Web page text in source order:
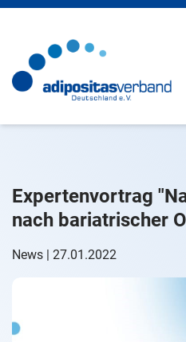
Expertenvortrag
nach bariatrischer
News | 27.01.2022